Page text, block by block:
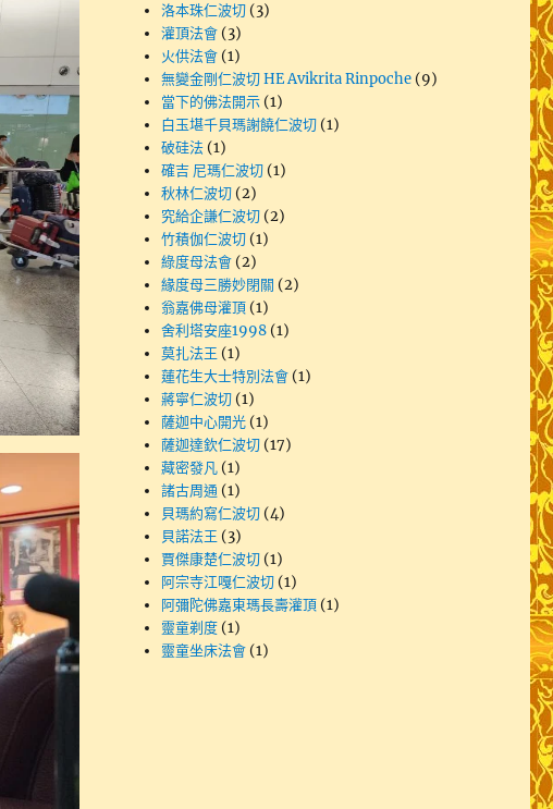
洛本珠仁波切 (3)
灌頂法會 (3)
火供法會 (1)
無變金剛仁波切 HE Avikrita Rinpoche (9)
當下的佛法開示 (1)
白玉堪千貝瑪謝饒仁波切 (1)
破硅法 (1)
確吉 尼瑪仁波切 (1)
秋林仁波切 (2)
究給企謙仁波切 (2)
竹積伽仁波切 (1)
綠度母法會 (2)
緣度母三勝妙閉關 (2)
翁嘉佛母灌頂 (1)
舍利塔安座1998 (1)
莫扎法王 (1)
蓮花生大士特別法會 (1)
蔣寧仁波切 (1)
薩迦中心開光 (1)
薩迦達欽仁波切 (17)
藏密發凡 (1)
諸古周通 (1)
貝瑪約寫仁波切 (4)
貝諾法王 (3)
賈傑康楚仁波切 (1)
阿宗寺江嘎仁波切 (1)
阿彌陀佛嘉東瑪長壽灌頂 (1)
靈童剃度 (1)
靈童坐床法會 (1)